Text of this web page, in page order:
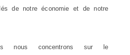
de notre économie et de notre
nous concentrons sur le